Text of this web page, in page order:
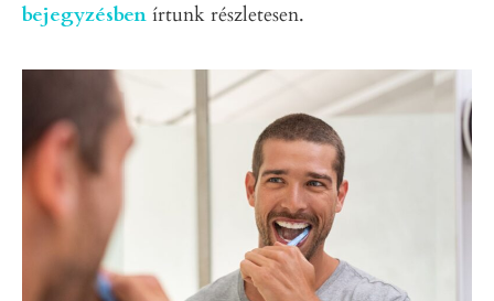
bejegyzésben írtunk részletesen.